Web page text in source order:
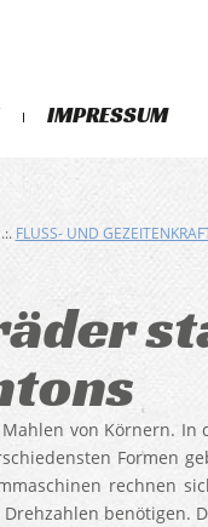
IMPRESSUM
.:. FLUSS- UND
von Körnern. In
Formen
rechnen
benötigen.